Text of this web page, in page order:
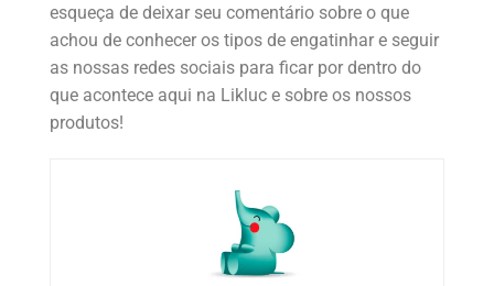
esqueça de deixar seu comentário sobre o que
achou de conhecer os tipos de engatinhar e seguir
as nossas redes sociais para ficar por dentro do
que acontece aqui na Likluc e sobre os nossos
produtos!